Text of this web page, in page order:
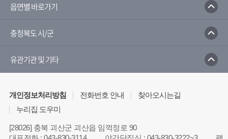
읍면별 바로가기
충청북도 시/군
유관기관 및 기타
개인정보처리방침 전화번호 안내
찾아오시는길
누리집 도우미
[28026] 충북 괴산군 괴산읍 임꺽정로 90